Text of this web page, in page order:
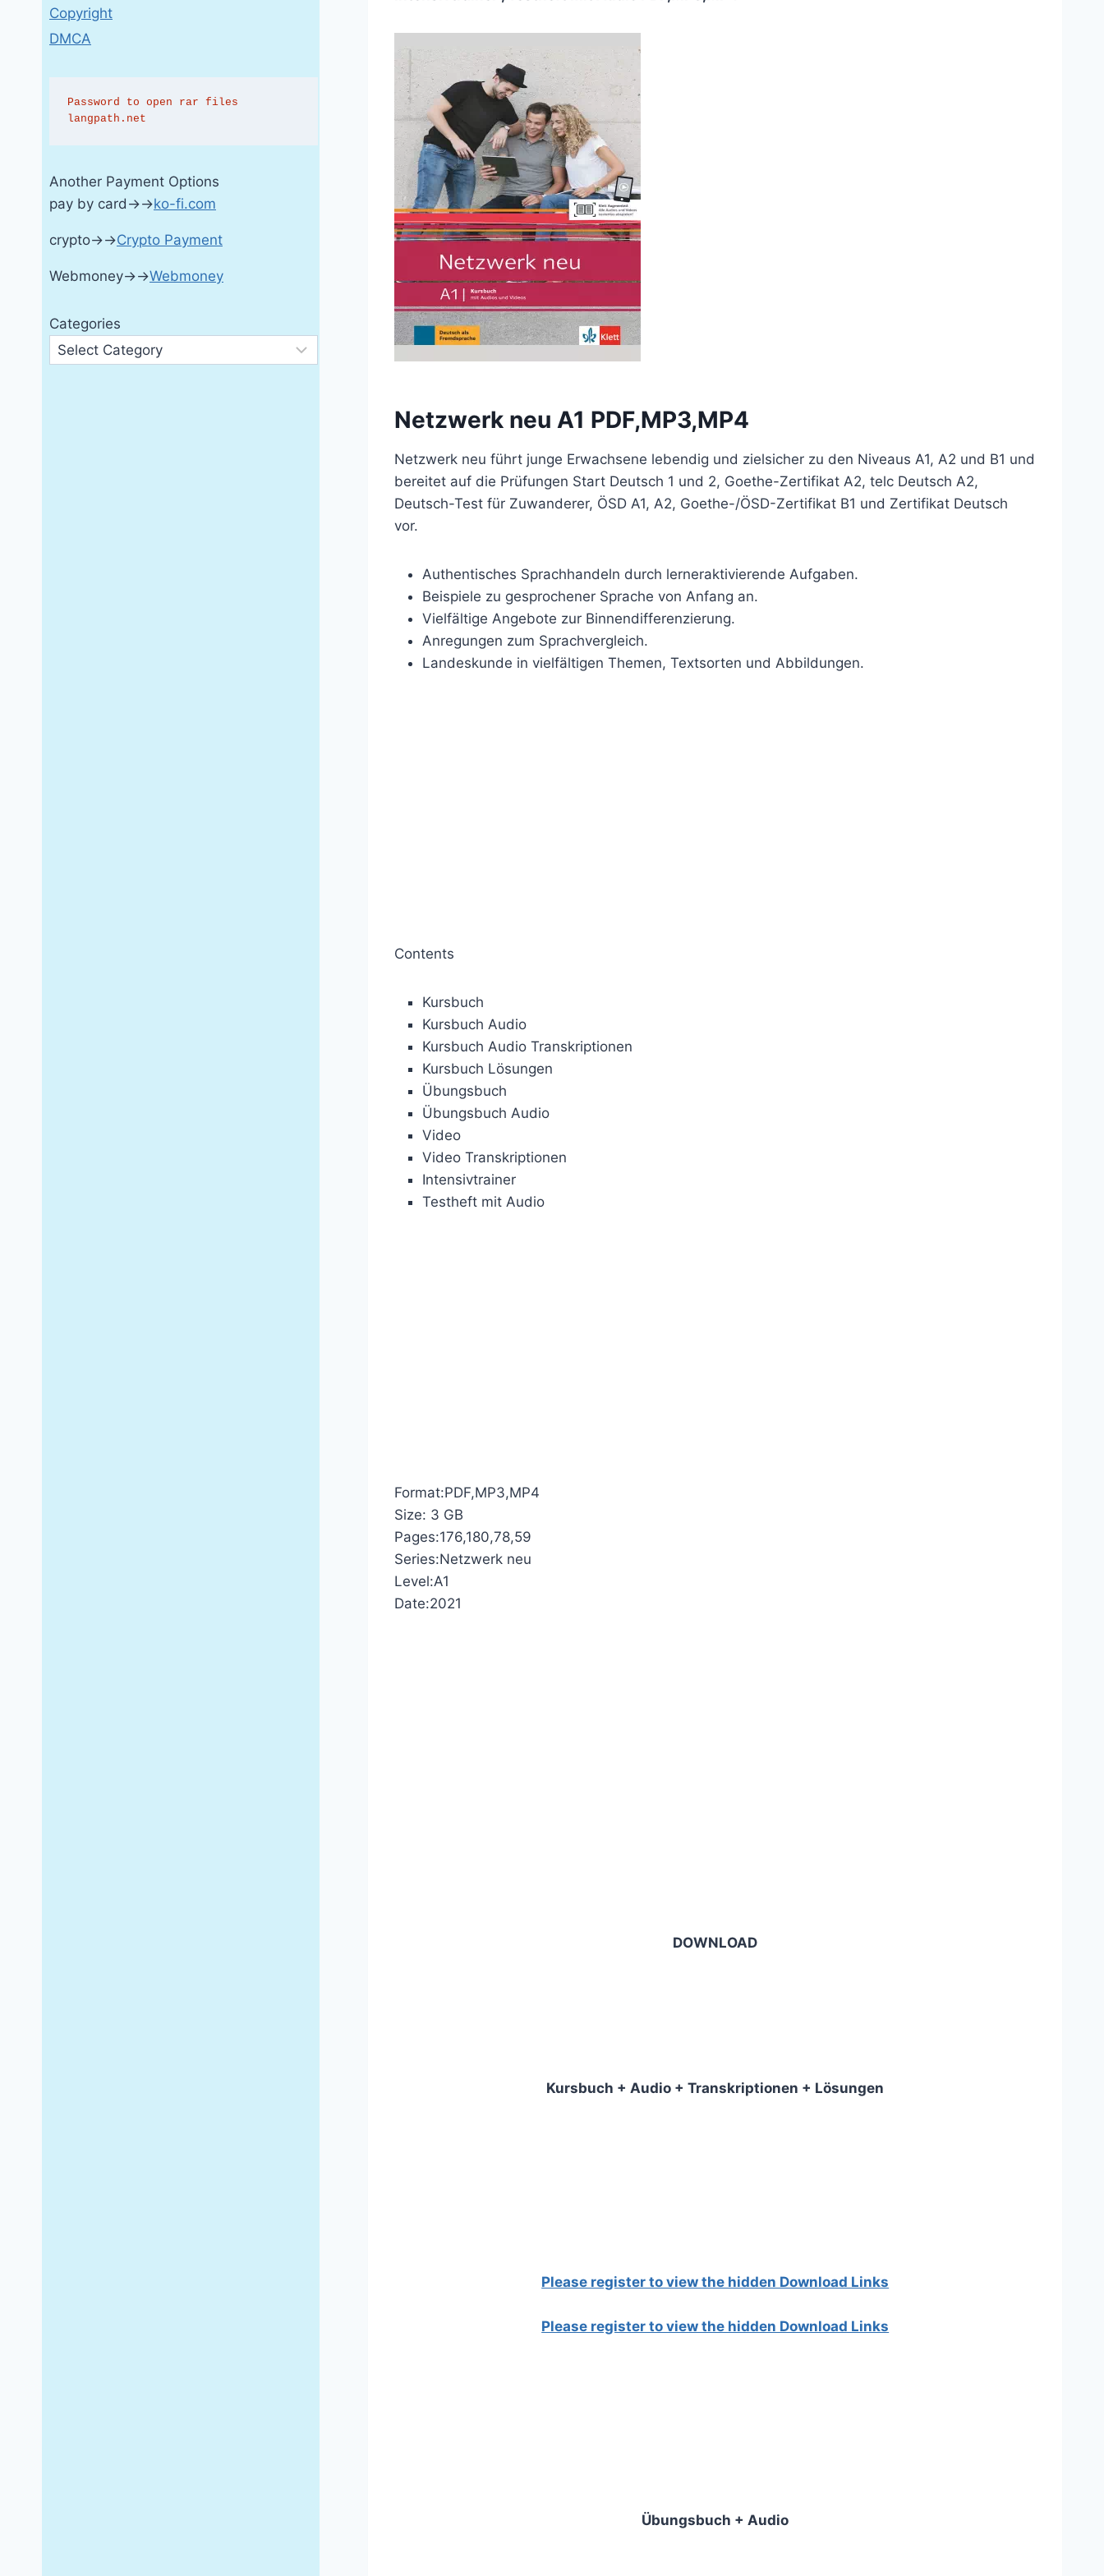
Netzwerk neu A1 PDF,MP3,MP4
Netzwerk neu führt junge Erwachsene lebendig und zielsicher zu den Niveaus A1, A2 und B1 und
bereitet auf die Prüfungen Start Deutsch 1 und 2, Goethe-Zertifikat A2, telc Deutsch A2,
Deutsch-Test für Zuwanderer, ÖSD A1, A2, Goethe-/ÖSD-Zertifikat B1 und Zertifikat Deutsch
vor.
Authentisches Sprachhandeln durch lerneraktivierende Aufgaben.
Beispiele zu gesprochener Sprache von Anfang an.
Vielfältige Angebote zur Binnendifferenzierung.
Anregungen zum Sprachvergleich.
Landeskunde in vielfältigen Themen, Textsorten und Abbildungen.
Contents
Kursbuch
Kursbuch Audio
Kursbuch Audio Transkriptionen
Kursbuch Lösungen
Übungsbuch
Übungsbuch Audio
Video
Video Transkriptionen
Intensivtrainer
Testheft mit Audio
Format:PDF,MP3,MP4
Size: 3 GB
Pages:176,180,78,59
Series:Netzwerk neu
Level:A1
Date:2021
DOWNLOAD
Kursbuch + Audio + Transkriptionen + Lösungen
Please register to view the hidden Download Links
Please register to view the hidden Download Links
Übungsbuch + Audio
Copyright
DMCA
Password to open rar files
langpath.net
Another Payment Options
pay by card→→ko-fi.com
crypto→→Crypto Payment
Webmoney→→Webmoney
Categories